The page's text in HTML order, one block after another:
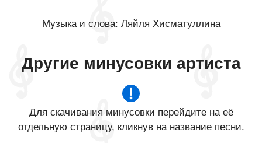
Музыка и слова: Ляйля Хисматуллина
Другие минусовки артиста
Для скачивания минусовки перейдите на её
отдельную страницу, кликнув на название песни.